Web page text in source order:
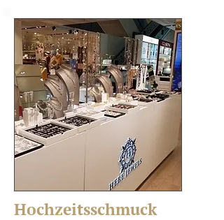
Hochzeitsschmuck